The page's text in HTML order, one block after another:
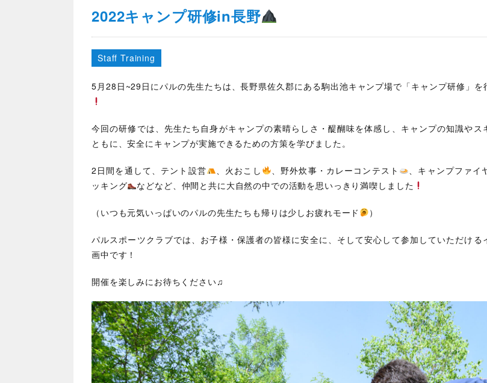
2022キャンプ研修in長野
Staff Training
5月 28 日 ~29 日にパルの先生たちは、長野県佐久郡にある駒出池キャンプ場で「キャンプ研修」を
今回の研修では、先生たち自身がキャンプの素晴らしさ・醍醐味を体感し、キャンプの知識やス
ともに、安全にキャンプが実施できるための方策を学びました。
2 日間を通して、テント設営 、火おこし 、野外炊事・カレーコンテスト 、キャンプファイ
ッキング
などなど、仲間と共に大自然の中での活動を思いっきり満喫しました
（いつも元気いっぱいのパルの先生たちも帰りは少しお疲れモード ）
パルスポーツクラブでは、お子様・保護者の皆様に安全に、そして安心して参加していただける
画中です！
開催を楽しみにお待ちください♫